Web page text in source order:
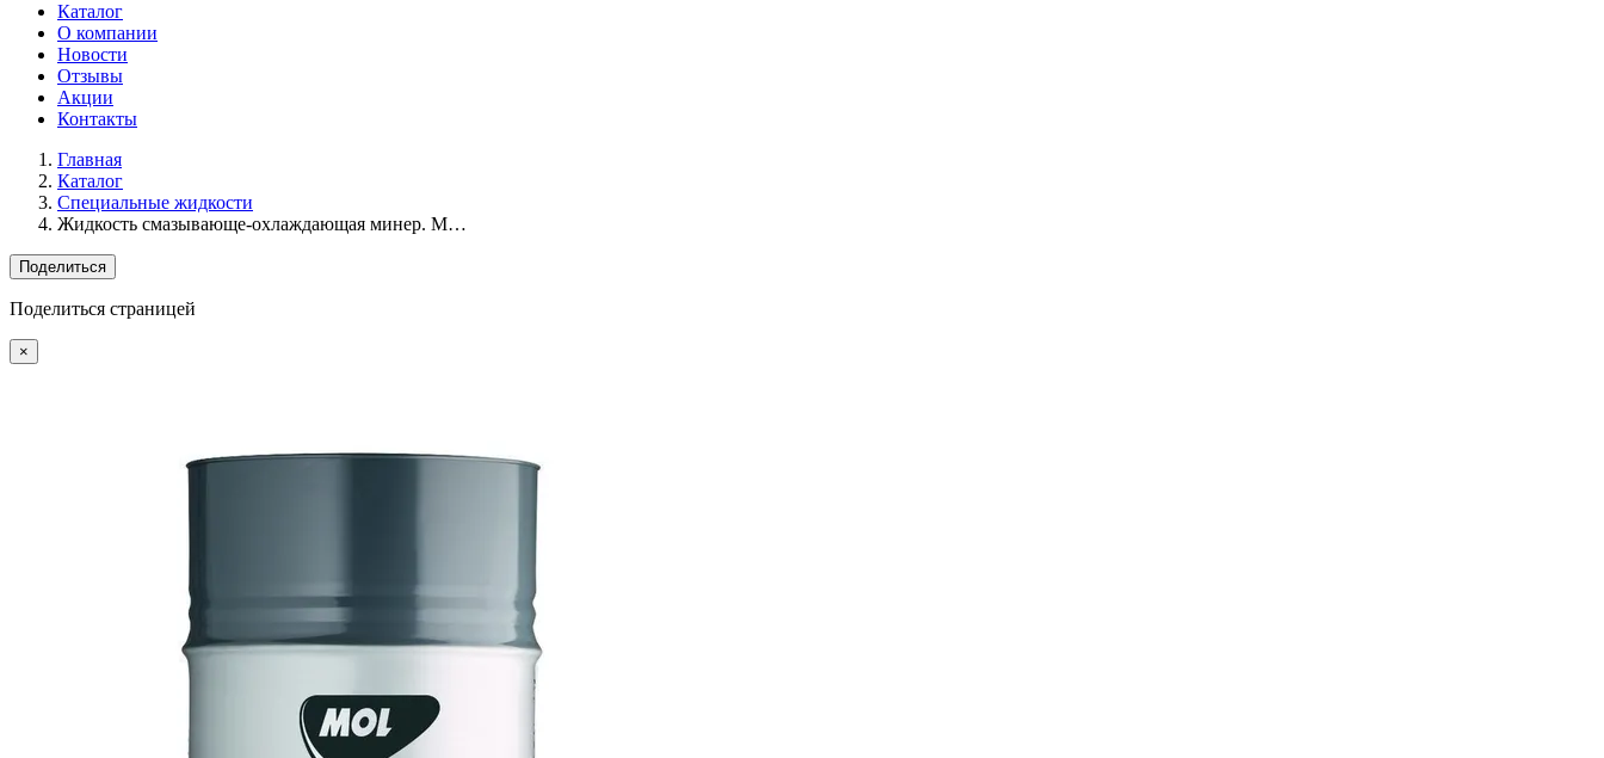
Каталог
О компании
Новости
Отзывы
Акции
Контакты
Главная
Каталог
Специальные жидкости
Жидкость смазывающе-охлаждающая минер. M…
Поделиться
Поделиться страницей
×